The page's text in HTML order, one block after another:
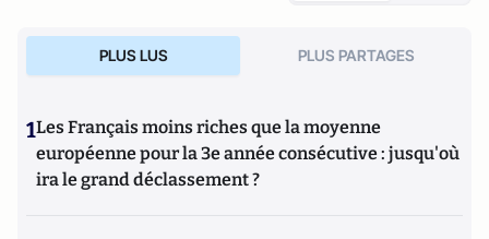
PLUS LUS PLUS PARTAGES
1Les Français moins riches que la moyenne
européenne pour la 3e année consécutive : jusqu'où
ira le grand déclassement ?